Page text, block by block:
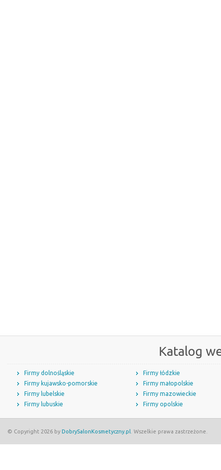
Katalog
Firmy dolnośląskie
Firmy kujawsko-pomorskie
Firmy lubelskie
Firmy lubuskie
Firmy łódzkie
Firmy małopolskie
Firmy mazowieckie
Firmy opolskie
© Copyright 2026 by DobrySalonKosmetyczny.pl . Wszelkie prawa zastrzeżone.